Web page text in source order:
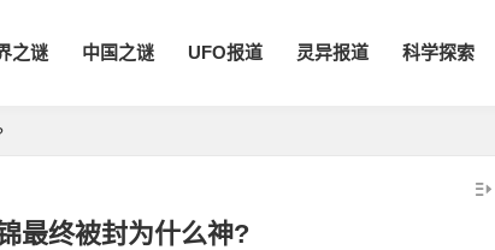
之谜 中国之谜 UFO报道 灵异报道 科学探索
最终被封为什么神?